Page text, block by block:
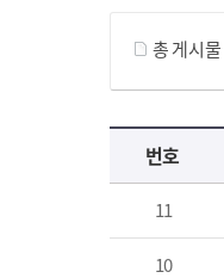
총 게시물
재무결산실무 과정 목록 으로 번호, 제목, 작성자, 조회수, 등록 일로 나열 되고 있습니다.
번호
11
10